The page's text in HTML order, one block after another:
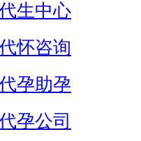
生中心
怀咨询
孕助孕
孕公司